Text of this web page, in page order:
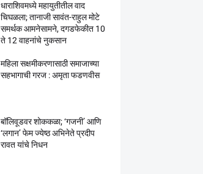
धाराशिवमध्ये महायुतीतील वाद
चिघळला; तानाजी सावंत-राहुल मोटे
समर्थक आमनेसामने, दगडफेकीत 10
ते 12 वाहनांचे नुकसान
महिला सक्षमीकरणासाठी समाजाच्या
सहभागाची गरज : अमृता फडणवीस
बॉलिवूडवर शोककळा; ‘गजनी’ आणि
‘लगान’ फेम ज्येष्ठ अभिनेते प्रदीप
रावत यांचे निधन